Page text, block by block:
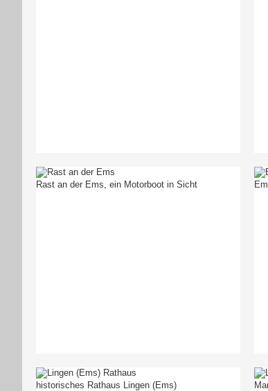
Rast an der Ems, ein Motorboot in Sicht
historisches Rathaus Lingen (Ems)